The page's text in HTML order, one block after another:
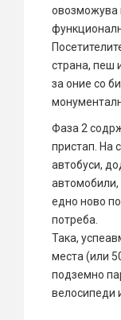
овозможува
страна, пеш
за оние со
Фаза 2
пристап. На
автобуси,
автомобили,
едно ново
потреба.
Така,
места (или
подземно
велосипеди